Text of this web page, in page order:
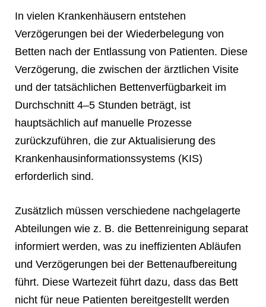
In vielen Krankenhäusern entstehen
Verzögerungen bei der Wiederbelegung von
Betten nach der Entlassung von Patienten. Diese
Verzögerung, die zwischen der ärztlichen Visite
und der tatsächlichen Bettenverfügbarkeit im
Durchschnitt 4–5 Stunden beträgt, ist
hauptsächlich auf manuelle Prozesse
zurückzuführen, die zur Aktualisierung des
Krankenhausinformationssystems (KIS)
erforderlich sind.
Zusätzlich müssen verschiedene nachgelagerte
Abteilungen wie z. B. die Bettenreinigung separat
informiert werden, was zu ineffizienten Abläufen
und Verzögerungen bei der Bettenaufbereitung
führt. Diese Wartezeit führt dazu, dass das Bett
nicht für neue Patienten bereitgestellt werden